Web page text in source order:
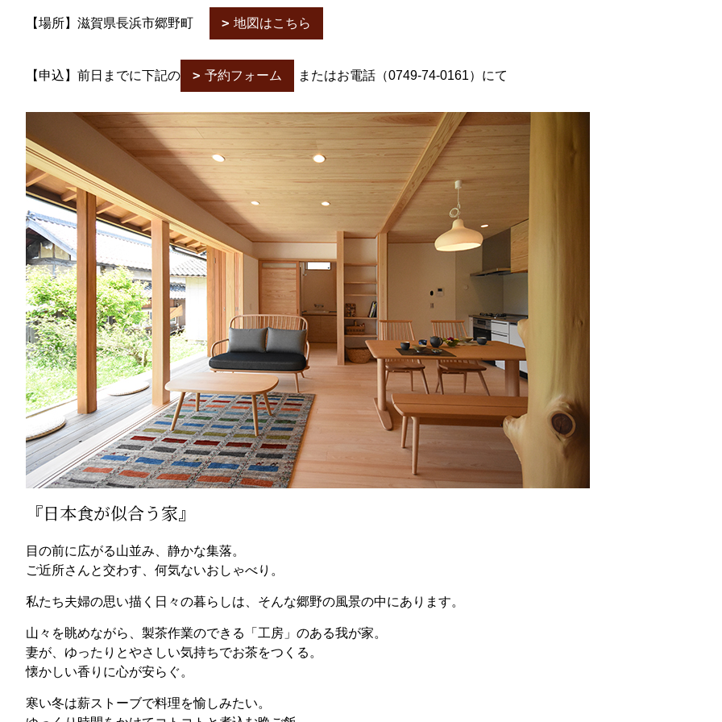
【場所】滋賀県長浜市郷野町 地図はこちら
【申込】前日までに下記の 予約フォーム またはお電話（0749-74-0161）にて
『日本食が似合う家』
目の前に広がる山並み、静かな集落。
ご近所さんと交わす、何気ないおしゃべり。
私たち夫婦の思い描く日々の暮らしは、そんな郷野の風景の中にあります。
山々を眺めながら、製茶作業のできる「工房」のある我が家。
妻が、ゆったりとやさしい気持ちでお茶をつくる。
懐かしい香りに心が安らぐ。
寒い冬は薪ストーブで料理を愉しみたい。